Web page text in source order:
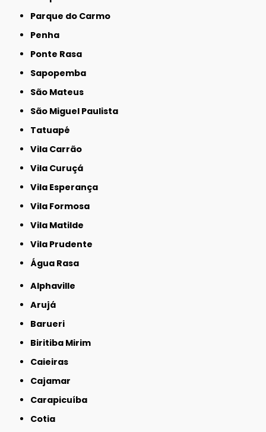
Parque do Carmo
Penha
Ponte Rasa
Sapopemba
São Mateus
São Miguel Paulista
Tatuapé
Vila Carrão
Vila Curuçá
Vila Esperança
Vila Formosa
Vila Matilde
Vila Prudente
Água Rasa
Alphaville
Arujá
Barueri
Biritiba Mirim
Caieiras
Cajamar
Carapicuíba
Cotia